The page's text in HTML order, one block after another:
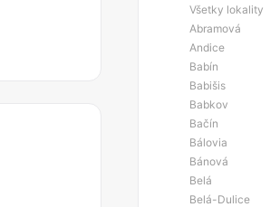
Všetky lokality
Abramová
Andice
Babín
Babišis
Babkov
Bačín
Bálovia
Bánová
Belá
Belá-Dulice